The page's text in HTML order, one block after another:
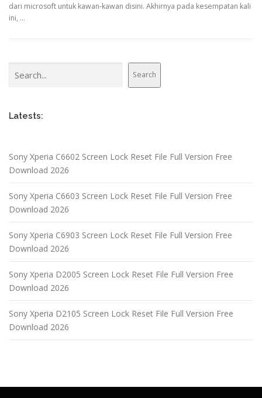
dari microsoft untuk kawan-kawan disini. Akhirnya pada kesempatan kali
ini, …
Search
Latests:
Sony Xperia C6602 Screen Lock Reset File Full Version Free
Download 2026
Sony Xperia C6603 Screen Lock Reset File Full Version Free
Download 2026
Sony Xperia C6903 Screen Lock Reset File Full Version Free
Download 2026
Sony Xperia D2005 Screen Lock Reset File Full Version Free
Download 2026
Sony Xperia D2105 Screen Lock Reset File Full Version Free
Download 2026